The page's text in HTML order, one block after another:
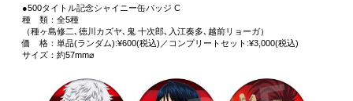
●500タイトル記念シャイニー缶バッジ C
種 類：全5種
（種ヶ島修二､徳川カズヤ､鬼 十次郎､入江奏多､越前リョーガ）
価 格：単品(ランダム):¥600(税込)／コンプリートセット:¥3,000(税込)
サイズ：約57mm⌀